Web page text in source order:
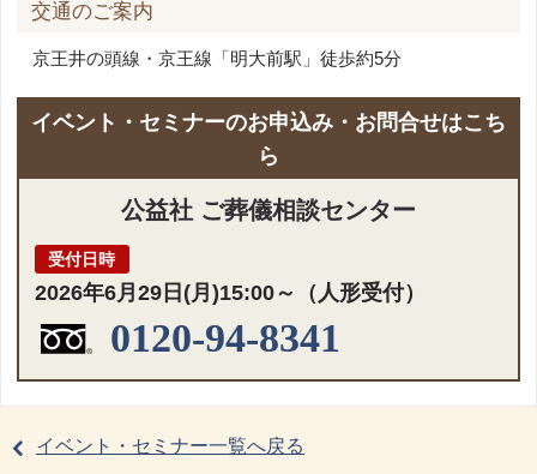
交通のご案内
京王井の頭線・京王線「明大前駅」徒歩約5分
イベント・セミナーのお申込み・お問合せはこち
ら
公益社 ご葬儀相談センター
受付日時
2026年6月29日(月)15:00～（人形受付）
0120-94-8341
イベント・セミナー一覧へ戻る